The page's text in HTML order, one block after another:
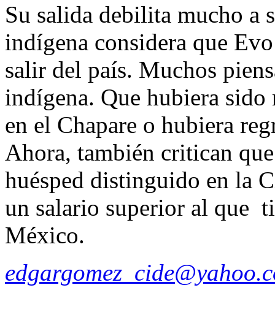
Su salida debilita mucho a
indígena considera que
salir del país. Muchos
indígena. Que hubiera sido
en el Chapare o hubiera
Ahora, también critican
huésped distinguido en la
un salario superior al que
México.